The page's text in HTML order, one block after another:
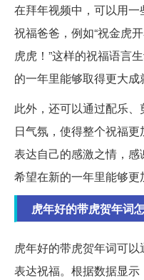
在拜年视频中，可以用
祝福爸爸，例如“祝金虎
虎虎！”这样的祝福语言
的一年里能够取得更大成
此外，还可以通过配乐
日气氛，使得整个祝福
表达自己的感激之情，感
希望在新的一年里能够更
虎年好的带虎贺年词
虎年好的带虎贺年词可以
表达祝福。根据数据显